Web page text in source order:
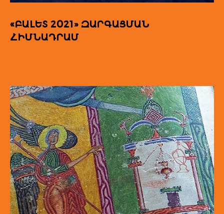
«ԲԱԼԵՏ 2021» ԶԱՐԳԱՑՄԱՆ
ՀԻՄՆԱԴՐԱՄ